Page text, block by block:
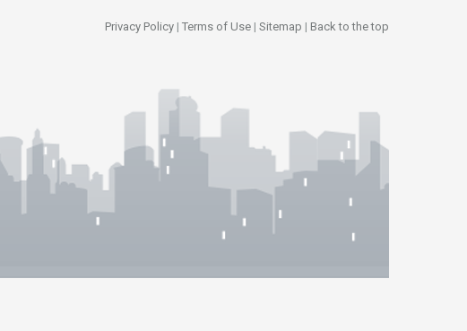
Privacy Policy | Terms of Use | Sitemap | Back to the top